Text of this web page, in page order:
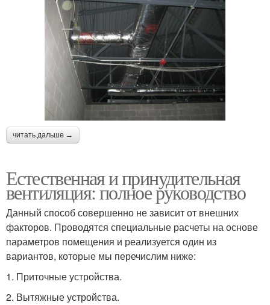
читать дальше →
Естественная и принудительная
вентиляция: полное руководство
Данный способ совершенно не зависит от внешних
факторов. Проводятся специальные расчеты на основе
параметров помещения и реализуется один из
вариантов, которые мы перечислим ниже:
1. Приточные устройства.
2. Вытяжные устройства.